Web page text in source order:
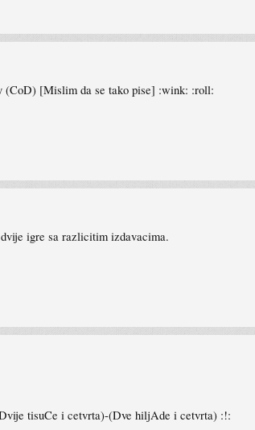
[Mislim da se tako pise] :wink: :roll:
igre sa razlicitim izdavacima.
tisuCe i cetvrta)-(Dve hiljAde i cetvrta) :!: